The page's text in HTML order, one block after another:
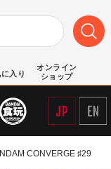
入り
オンライン
ショップ
CONVERGE ♯29